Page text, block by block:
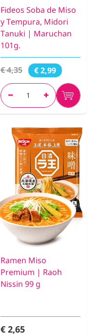
Fideos Soba de Miso
y Tempura, Midori
Tanuki | Maruchan
101g.
€ 4,35 € 2,99
Ramen Miso
Premium | Raoh
Nissin 99 g
€ 2,65